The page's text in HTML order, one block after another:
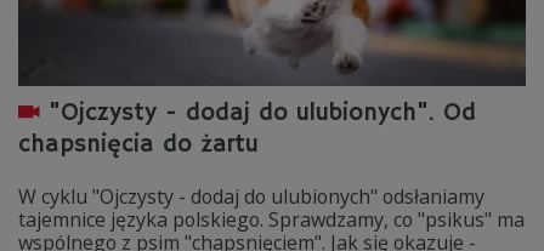
"Ojczysty - dodaj do ulubionych". Od
chapsnięcia do żartu
W cyklu "Ojczysty - dodaj do ulubionych" odsłaniamy
tajemnice języka polskiego. Sprawdzamy, co "psikus" ma
wspólnego z psim "chapsnięciem". Jak się okazuje -